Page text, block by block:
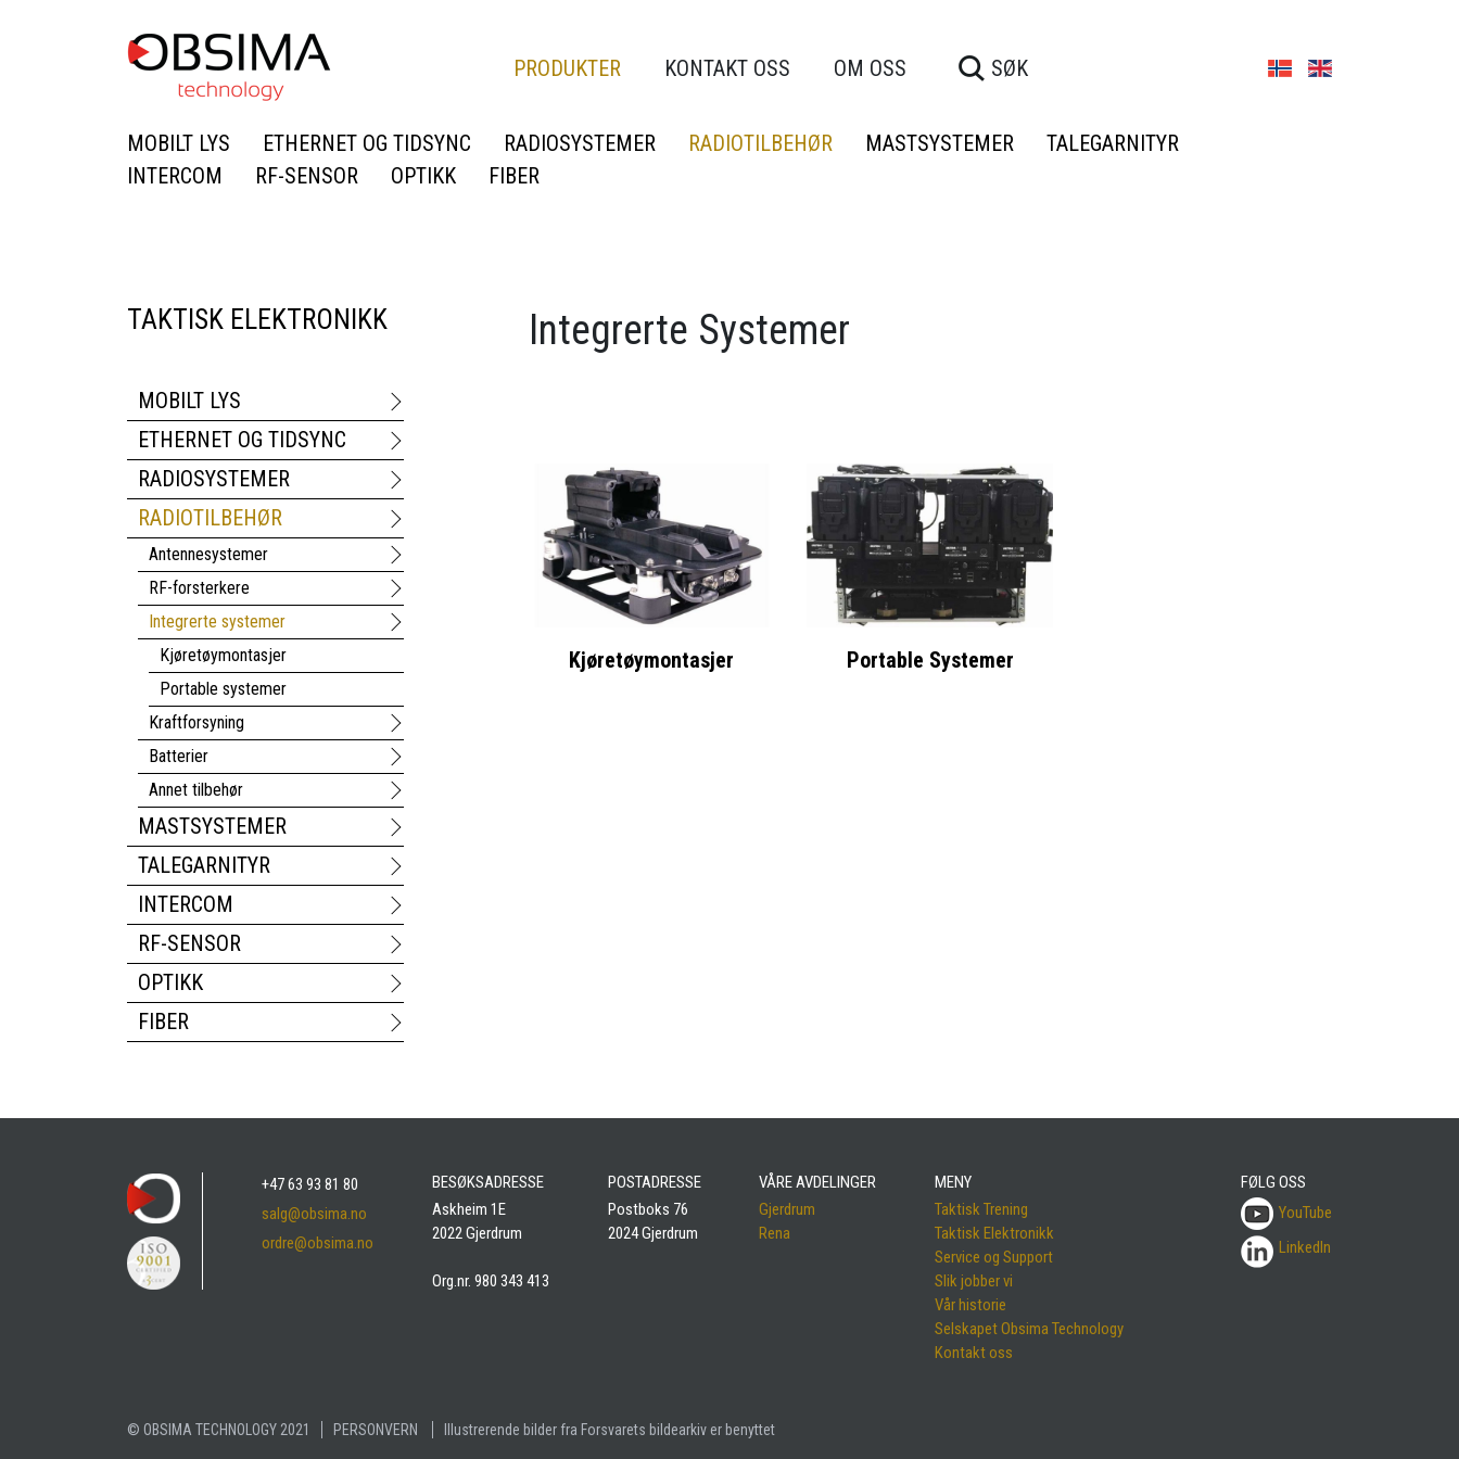
PRODUKTER KONTAKT OSS OM OSS
MOBILT LYS ETHERNET OG TIDSYNC RADIOSYSTEMER RADIOTILBEHØR MASTSYSTEMER
TALEGARNITYR
INTERCOM
RF-SENSOR OPTIKK FIBER
TAKTISK ELEKTRONIKK
MOBILT LYS
ETHERNET OG TIDSYNC
RADIOSYSTEMER
RADIOTILBEHØR
Antennesystemer
RF-forsterkere
Integrerte systemer
Kjøretøymontasjer
Portable systemer
Kraftforsyning
Batterier
Annet tilbehør
MASTSYSTEMER
TALEGARNITYR
INTERCOM
RF-SENSOR
OPTIKK
FIBER
Integrerte Systemer
Kjøretøymontasjer Portable Systemer
+47 63 93 81 80
salg@obsima.no
ordre@obsima.no
BESØKSADRESSE
Askheim 1E
2022 Gjerdrum
Org.nr. 980 343 413
POSTADRESSE
Postboks 76
2024 Gjerdrum
VÅRE AVDELINGER
Gjerdrum
Rena
MENY
Taktisk Trening
Taktisk Elektronikk
Service og Support
Slik jobber vi
Vår historie
Selskapet Obsima Technology
Kontakt oss
FØLG OSS
YouTube
LinkedIn
© OBSIMA TECHNOLOGY 2021 PERSONVERN Illustrerende bilder fra Forsvarets bildearkiv er benyttet